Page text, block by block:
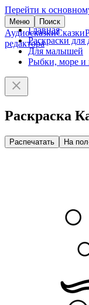
Перейти к
Меню Поиск
АудиосказкиСказки
редактора
Главная
Раскраски для
Для малышей
Рыбки, море и
Раскраска
Распечатать На